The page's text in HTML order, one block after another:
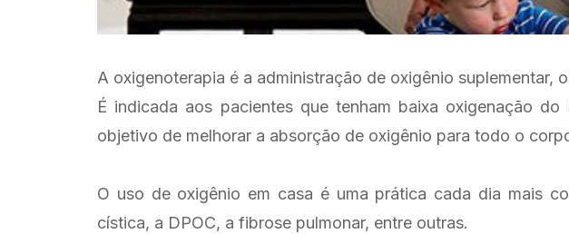
A oxigenoterapia é a administração de oxigênio suplementar,
É indicada aos pacientes que tenham baixa oxigenação
objetivo de melhorar a absorção de oxigênio para todo o
O uso de oxigênio em casa é uma prática cada dia mais
cística, a DPOC, a fibrose pulmonar, entre outras.